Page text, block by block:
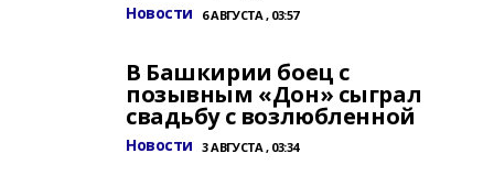
Новости 6 АВГУСТА , 03:57
В Башкирии боец с
позывным «Дон» сыграл
свадьбу с возлюбленной
Новости 3 АВГУСТА , 03:34